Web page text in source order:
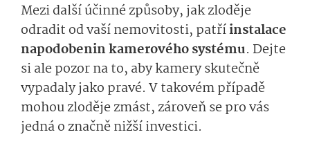
Mezi další účinné způsoby, jak zloděje
odradit od vaší nemovitosti, patříinstalace
napodobenin kamerového systému. Dejte
si ale pozor na to, aby kamery skutečně
vypadaly jako pravé. V takovém případě
mohou zloděje zmást, zároveň se pro vás
jedná o značně nižší investici.